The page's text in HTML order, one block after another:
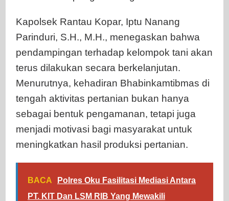
Kapolsek Rantau Kopar, Iptu Nanang
Parinduri, S.H., M.H., menegaskan bahwa
pendampingan terhadap kelompok tani akan
terus dilakukan secara berkelanjutan.
Menurutnya, kehadiran Bhabinkamtibmas di
tengah aktivitas pertanian bukan hanya
sebagai bentuk pengamanan, tetapi juga
menjadi motivasi bagi masyarakat untuk
meningkatkan hasil produksi pertanian.
BACA
Polres Oku Fasilitasi Mediasi Antara
PT. KIT Dan LSM RIB Yang Mewakili